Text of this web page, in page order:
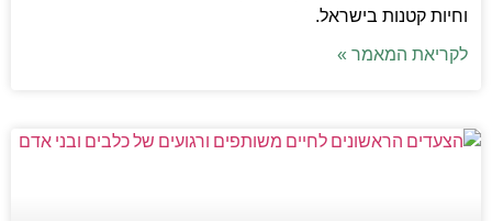
וחיות קטנות בישראל.
לקריאת המאמר »